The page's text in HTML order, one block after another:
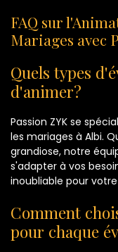
FAQ sur
Mariages avec
Quels types
d'animer?
Passion ZYK se
les mariages à Albi.
grandiose, notre
s'adapter à vos
inoubliable pour
Comment
pour chaque